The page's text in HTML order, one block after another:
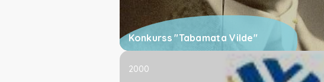
Konkurss "Tabamata Vilde"
2000